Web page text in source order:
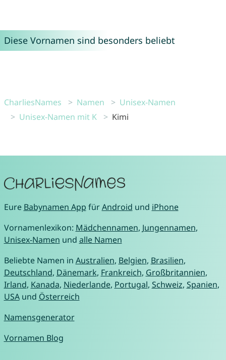
Diese Vornamen sind besonders beliebt
CharliesNames Namen
Unisex-Namen
Unisex-Namen mit K
Kimi
Eure Babynamen App fürAndroid und iPhone
Vornamenlexikon: Mädchennamen, Jungennamen,
Unisex-Namen und alle Namen
Beliebte Namen in Australien, Belgien, Brasilien,
Deutschland, Dänemark, Frankreich, Großbritannien,
Irland, Kanada, Niederlande, Portugal, Schweiz, Spanien,
USAund Österreich
Namensgenerator
Vornamen Blog